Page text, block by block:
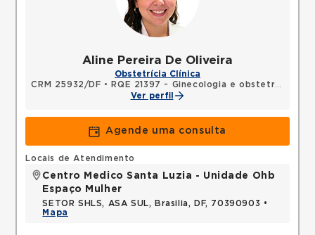
Aline Pereira De Oliveira
Obstetrícia Clínica
CRM 25932/DF •
RQE 21397 - Ginecologia e obstetrícia
Ver perfil
Agende uma consulta
Locais de Atendimento
Centro Medico Santa Luzia - Unidade Ohb
Espaço Mulher
SETOR SHLS, ASA SUL, Brasilia, DF, 70390903 •
Mapa